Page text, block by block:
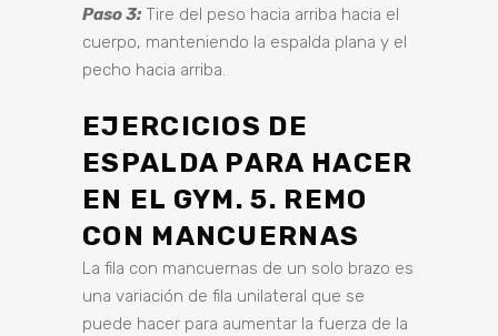
Paso 3: Tire del peso hacia arriba hacia el
cuerpo, manteniendo la espalda plana y el
pecho hacia arriba.
EJERCICIOS DE
ESPALDA PARA HACER
EN EL GYM. 5. REMO
CON MANCUERNAS
La fila con mancuernas de un solo brazo es
una variación de fila unilateral que se
puede hacer para aumentar la fuerza de la